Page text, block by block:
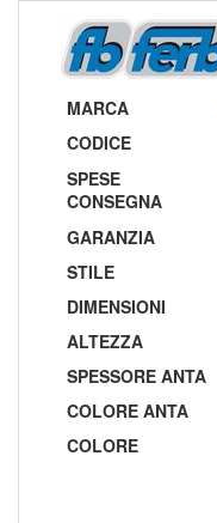
MARCA
CODICE
SPESE
CONSEGNA
GARANZIA
STILE
DIMENSIONI
ALTEZZA
SPESSORE ANTA
COLORE ANTA
COLORE